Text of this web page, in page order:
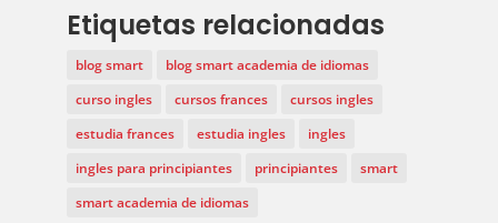
Etiquetas relacionadas
blog smart
blog smart academia de idiomas
curso ingles
cursos frances
cursos ingles
estudia frances
estudia ingles
ingles
ingles para principiantes
principiantes
smart
smart academia de idiomas